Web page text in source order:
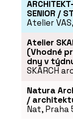
SENIOR /
Atelier
Atelier
(Vhodné
dny v
SKARCH
Natura
/
Nat, Praha